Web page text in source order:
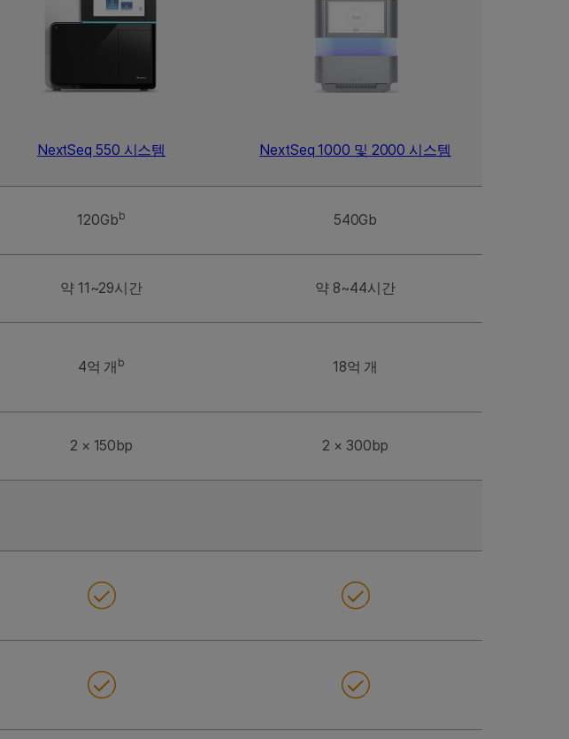
NextSeq 550 시스템 NextSeq 1000 및 2000 시스템
120Gb b 540Gb
약 11~29시간 약 8~44시간
4억 개 b 18억 개
2 × 150bp 2 × 300bp